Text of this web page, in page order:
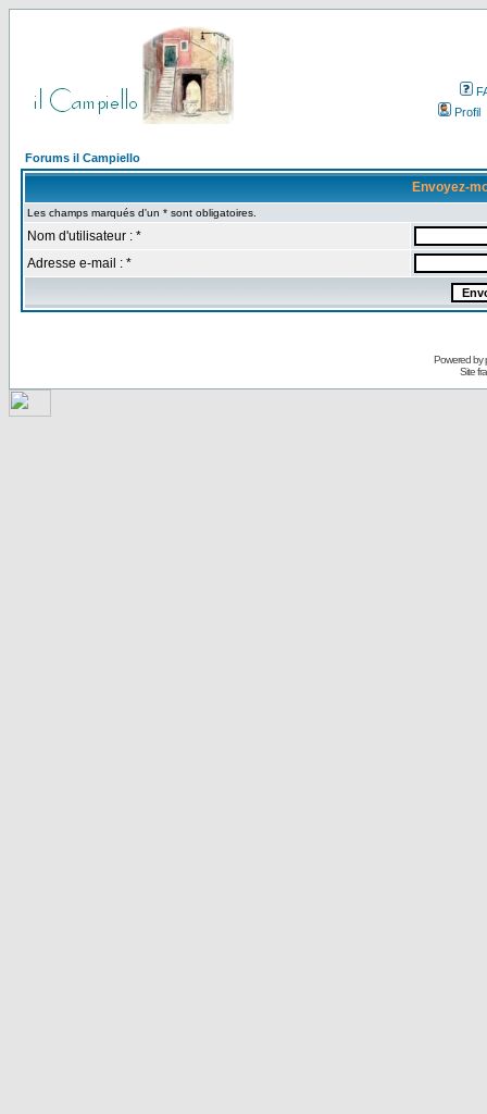
Profil
Forums il Campiello
Envoyez-
Les champs marqués d'un * sont obligatoires.
Nom d'utilisateur : *
Adresse e-mail : *
Powered by
Site